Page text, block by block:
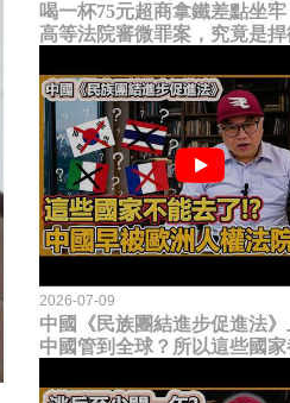
喝一杯75元超商拿鐵差點坐牢
高等法院審微罪案，究竟是捍
2026-07-09
中國《民族團結進步促進法》
中國管到全球？所以這些國家
臉？